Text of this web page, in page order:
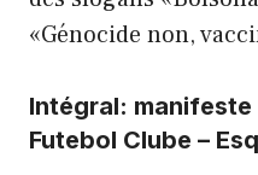
«Génocide non,
Intégral:
Futebol Clube –